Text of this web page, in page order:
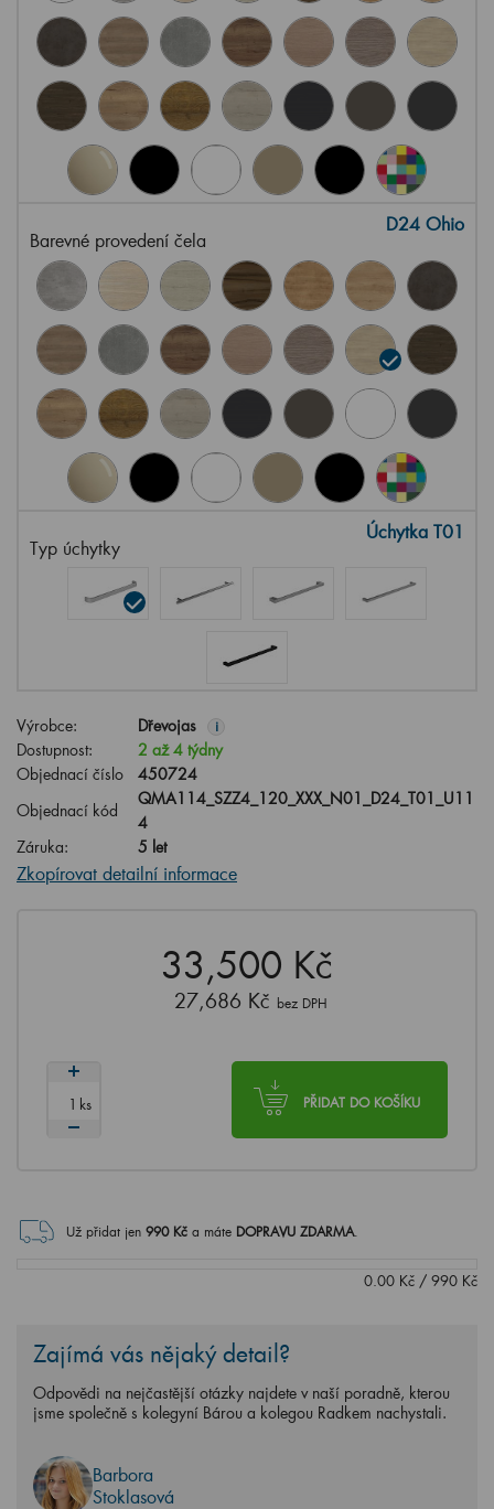
Barevné provedení čela
D24 Ohio
Typ úchytky
Úchytka T01
Výrobce: Dřevojas i
Dostupnost:
2 až 4 týdny
Objednací číslo
450724
Objednací kód
QMA114_SZZ4_120_XXX_N01_D24_T01_U11
4
Záruka:
5 let
Zkopírovat detailní informace
33,500 Kč
27,686 Kč bez DPH
PŘIDAT DO KOŠÍKU
ks
Už přidat jen 990Kč a máte DOPRAVU ZDARMA.
0.00 Kč / 990 Kč
Zajímá vás nějaký detail?
Odpovědi na nejčastější otázky najdete v naší poradně, kterou
jsme společně s kolegyní Bárou a kolegou Radkem nachystali.
Barbora
Stoklasová